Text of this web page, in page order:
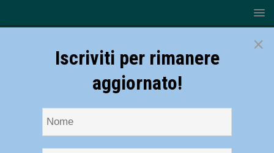
×
Iscriviti per rimanere
aggiornato!